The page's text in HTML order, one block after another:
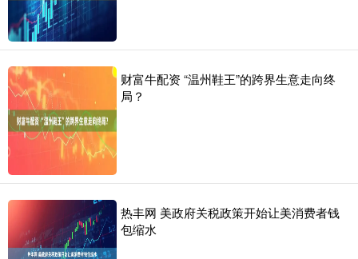
财富牛配资 “温州鞋王”的跨界生意走向终
局？
热丰网 美政府关税政策开始让美消费者钱
包缩水